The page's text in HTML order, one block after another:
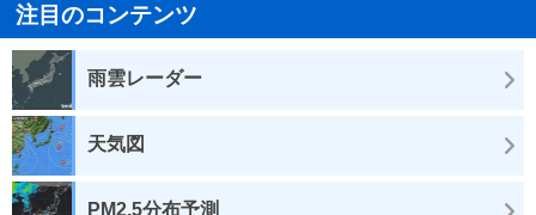
注目のコンテンツ
雨雲レーダー
天気図
PM2.5分布予測